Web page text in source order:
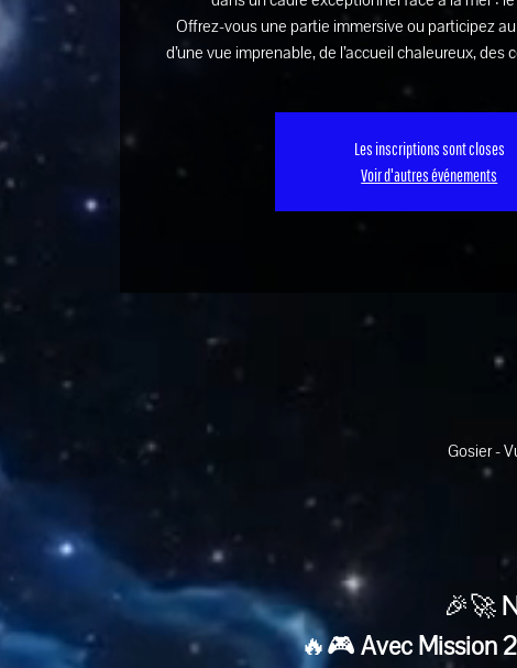
Offrez-vous une partie immersive ou participez
d’une vue imprenable, de l’accueil chaleureux, des
Les inscriptions sont closes
Voir d'autres événements
Gosier -
🎉🚀
🔥🎮 Avec Mission